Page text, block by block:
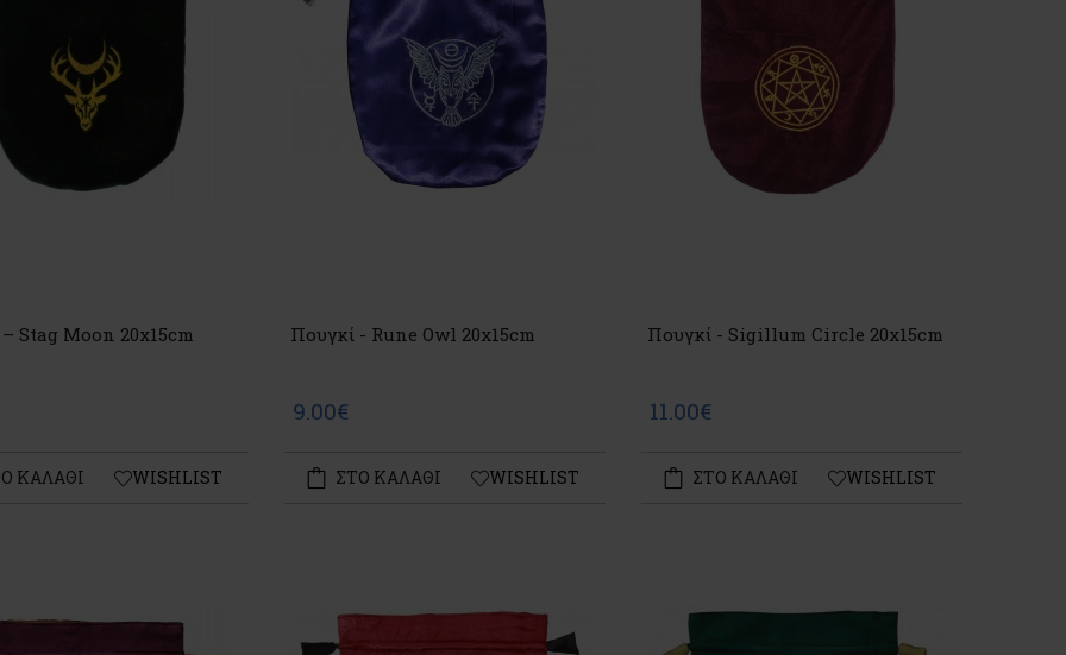
Stag Moon 20x15cm
ΚΑΛΑΘΙ WISHLIST
Πουγκί - Rune Owl 20x15cm
9.00€
ΣΤΟ ΚΑΛΑΘΙ WISHLIST
Πουγκί - Sigillum Circle 20x15cm
11.00€
ΣΤΟ ΚΑΛΑΘΙ WISHLIST